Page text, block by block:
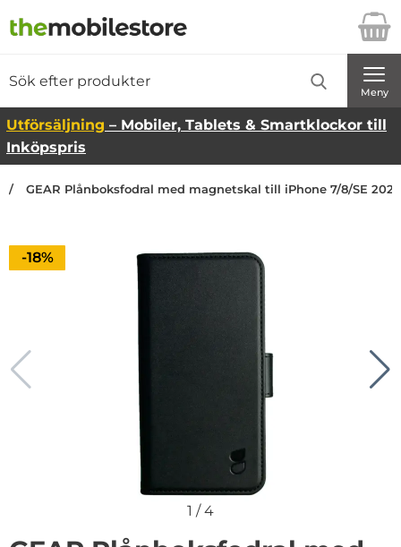
Startsidan för Danira Telecom AB
Meny
Utförsäljning – Mobiler, Tablets & Smartklockor till
Inköpspris
GEAR Plånboksfodral med magnetskal till iPhone 7/8/SE
Priset är nedsatt med
-18%
1 /4